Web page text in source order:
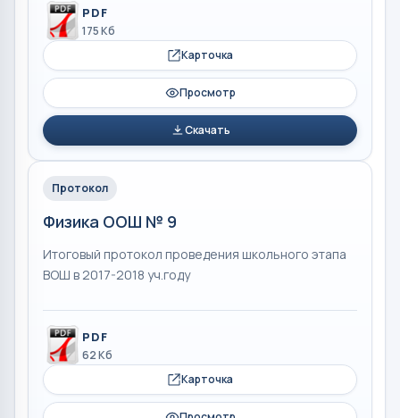
PDF
175 Кб
Карточка
Просмотр
Скачать
Протокол
Физика ООШ № 9
Итоговый протокол проведения школьного этапа
ВОШ в 2017-2018 уч.году
PDF
62 Кб
Карточка